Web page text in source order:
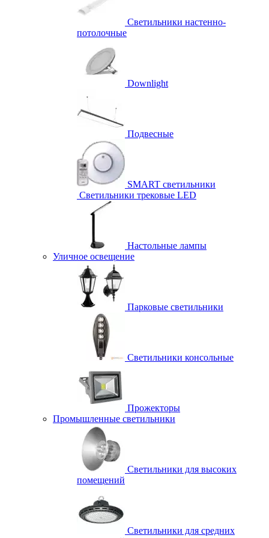
Светильники настенно-
потолочные
Downlight
Подвесные
SMART светильники
Светильники трековые LED
Настольные лампы
Уличное освещение
Парковые светильники
Светильники консольные
Прожекторы
Промышленные светильники
Светильники для высоких
помещений
Светильники для средних